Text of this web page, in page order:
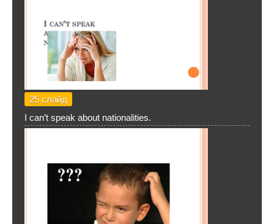
25 слайд
I can’t speak about nationalities.